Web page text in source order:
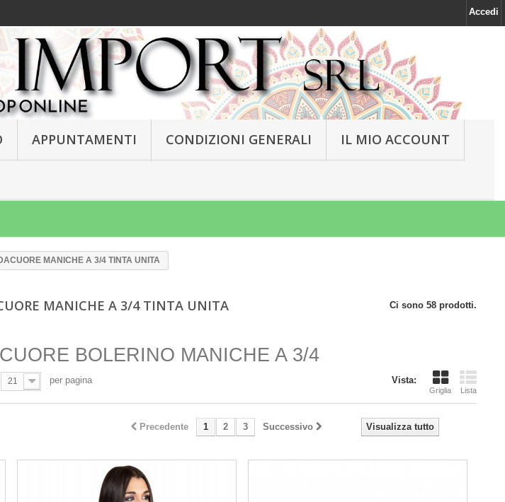
Accedi
APPUNTAMENTI CONDIZIONI GENERALI IL MIO ACCOUNT
MANICHE A 3/4 TINTA UNITA
MANICHE A 3/4 TINTA UNITA Ci sono 58 prodotti.
BOLERINO MANICHE A 3/4
Vista:
Griglia Lista
21 per pagina
Visualizza tutto
Precedente 1 2 3 Successivo